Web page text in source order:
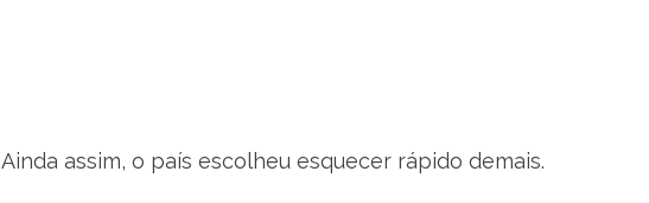
Ainda assim, o país escolheu esquecer rápido demais.